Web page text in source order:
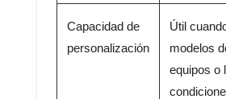
Capacidad de
personalización
Útil
modelos
equipos o